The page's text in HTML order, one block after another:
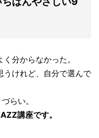
分からなかった。
うけれど、自分で選んで
らい。
講座です。